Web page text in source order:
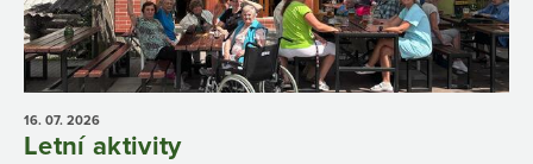
16. 07. 2026
Letní aktivity